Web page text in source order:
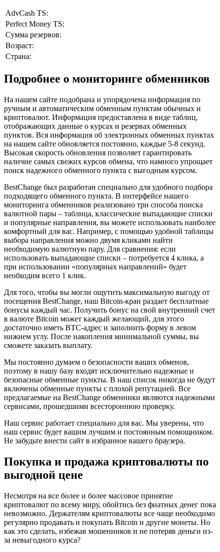
AdvCash TS:
Perfect Money TS:
Сумма резервов:
Возраст:
Страна:
Подробнее о мониторинге обменников
На нашем сайте подобрана и упорядочена информация по
ручным и автоматическим обменным пунктам обычных и
криптовалют. Информация предоставлена в виде таблиц,
отображающих данные о курсах и резервах обменных
пунктов. Вся информация об электронных обменных пунктах
на нашем сайте обновляется постоянно, каждые 5-8 секунд.
Высокая скорость обновления позволяет гарантировать
наличие самых свежих курсов обмена, что намного упрощает
поиск надежного обменного пункта с выгодным курсом.
BestChange был разработан специально для удобного подбора
подходящего обменного пункта. В интерфейсе нашего
мониторинга обменников реализовано три способа поиска
валютной пары – таблица, классические выпадающие списки
и популярные направления, вы можете использовать наиболее
комфортный для вас. Например, с помощью удобной таблицы
выбора направления можно двумя кликами найти
необходимую валютную пару. Для сравнения: если
использовать выпадающие списки – потребуется 4 клика, а
при использовании «популярных направлений» будет
необходим всего 1 клик.
Для того, чтобы вы могли ощутить максимальную выгоду от
посещения BestChange, наш Bitcoin-кран раздает бесплатные
бонусы каждый час. Получить бонус на свой внутренний счет
в валюте Bitcoin может каждый желающий, для этого
достаточно иметь BTC-адрес и заполнить форму в левом
нижнем углу. После накопления минимальной суммы, вы
сможете заказать выплату.
Мы постоянно думаем о безопасности ваших обменов,
поэтому в нашу базу входят исключительно надежные и
безопасные обменные пункты. В наш список никогда не будут
включены обменные пункты с плохой репутацией. Все
предлагаемые на BestChange обменники являются надежными
сервисами, прошедшими всестороннюю проверку.
Наш сервис работает специально для вас. Мы уверены, что
наш сервис будет вашим лучшим и постоянным помощником.
Не забудьте внести сайт в избранное вашего браузера.
Покупка и продажа криптовалюты по
выгодной цене
Несмотря на все более и более массовое принятие
криптовалют по всему миру, обойтись без фиатных денег пока
невозможно. Держателям криптовалюты все чаще необходимо
регулярно продавать и покупать Bitсoin и другие монеты. Но
как это сделать, избежав мошенников и не потеряв деньги из-
за невыгодного курса?